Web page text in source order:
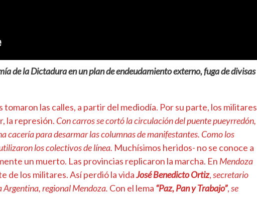
de la Dictadura en un plan de endeudamiento externo, fuga de divisas
tomaron las calles, a partir del mediodía. Por su parte, los militares
la represión. Con carros se cortó la circulación del puente pueyrredón,
cacería para desarmar las columnas de manifestantes. Como los
los colectivos de línea. Muchísimos heridos- no se conoce a
un muerto. Las provincias replicaron la marcha. En Mendoza
de los militares. Así perdió la vidaJosé Benedicto Ortiz,secretario
regional Mendoza. Con el lema “Paz, Pan y Trabajo”,se